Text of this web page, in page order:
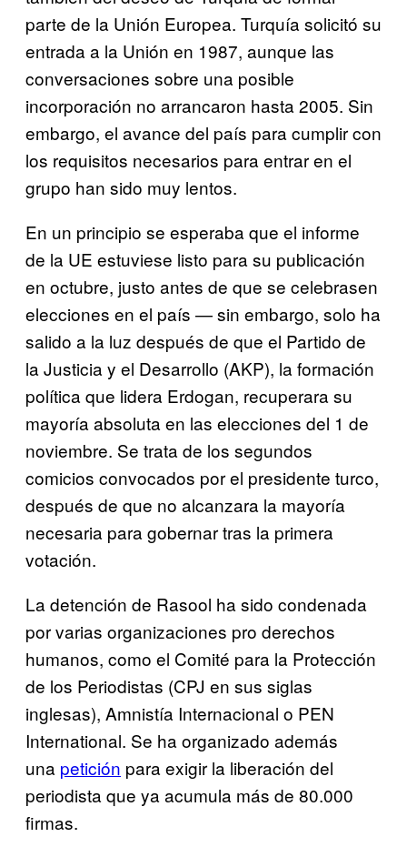
parte de la Unión Europea. Turquía solicitó su
entrada a la Unión en 1987, aunque las
conversaciones sobre una posible
incorporación no arrancaron hasta 2005. Sin
embargo, el avance del país para cumplir con
los requisitos necesarios para entrar en el
grupo han sido muy lentos.
En un principio se esperaba que el informe
de la UE estuviese listo para su publicación
en octubre, justo antes de que se celebrasen
elecciones en el país — sin embargo, solo ha
salido a la luz después de que el Partido de
la Justicia y el Desarrollo (AKP), la formación
política que lidera Erdogan, recuperara su
mayoría absoluta en las elecciones del 1 de
noviembre. Se trata de los segundos
comicios convocados por el presidente turco,
después de que no alcanzara la mayoría
necesaria para gobernar tras la primera
votación.
La detención de Rasool ha sido condenada
por varias organizaciones pro derechos
humanos, como el Comité para la Protección
de los Periodistas (CPJ en sus siglas
inglesas), Amnistía Internacional o PEN
International. Se ha organizado además
una petición para exigir la liberación del
periodista que ya acumula más de 80.000
firmas.